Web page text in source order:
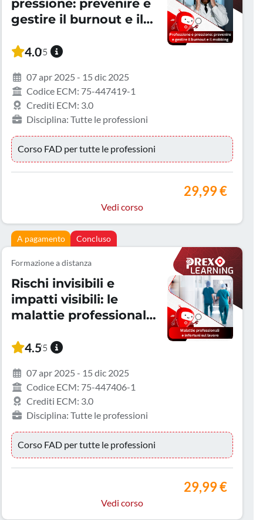
pressione: prevenire e
gestire il burnout e il
07 apr 2025 - 15 dic 2025
Codice ECM: 75-447419-1
Crediti ECM: 3.0
Disciplina: Tutte le professioni
4.0/5
Corso FAD per tutte le professioni
29,99 €
Vedi corso
A pagamento Concluso
Formazione a distanza
Rischi invisibili e
impatti visibili: le
malattie professionali
lavoro
07 apr 2025 - 15 dic 2025
Codice ECM: 75-447406-1
Crediti ECM: 3.0
Disciplina: Tutte le professioni
4.5/5
Corso FAD per tutte le professioni
29,99 €
Vedi corso